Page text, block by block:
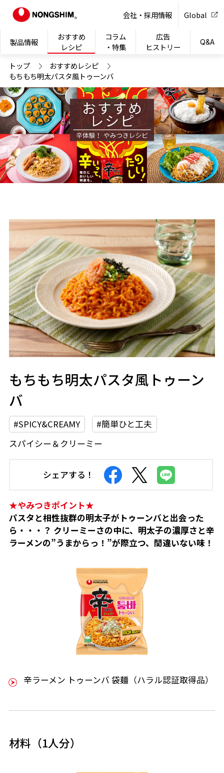
製品情報
おすすめ
レシピ
コラム
・特集
広告
ヒストリー
Q&A
会社・採用情報 Global
トップ
おすすめレシピ
もちもち明太パスタ風トゥーンバ
もちもち明太パスタ風トゥーン
バ
#SPICY&CREAMY
#簡単ひと工夫
スパイシー＆クリーミー
シェアする！
★やみつきポイント★
パスタと相性抜群の明太子がトゥーンバと出会った
ら・・・？ クリーミーさの中に、明太子の濃厚さと辛
ラーメンの”うまからっ！”が際立つ、間違いない味！
辛ラーメン トゥーンバ 袋麺（ハラル認証取得品）
材料（1人分）